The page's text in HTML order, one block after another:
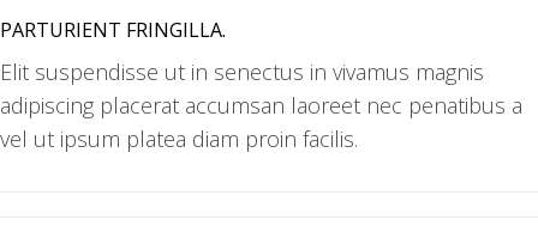
PARTURIENT FRINGILLA.
Elit suspendisse ut in senectus in vivamus magnis
adipiscing placerat accumsan laoreet nec penatibus a
vel ut ipsum platea diam proin facilis.